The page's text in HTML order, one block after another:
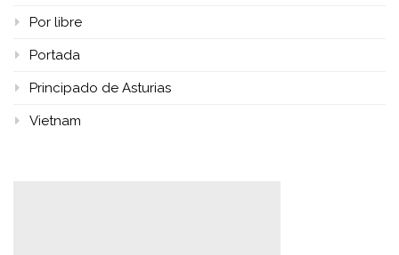
Por libre
Portada
Principado de Asturias
Vietnam